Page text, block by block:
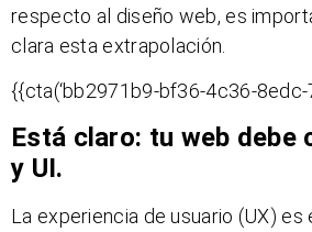
respecto al diseño web, es
clara esta extrapolación.
{{cta(‘bb2971b9-bf36-4c36-8edc-
Está claro: tu web debe
y UI.
La experiencia de usuario (UX)